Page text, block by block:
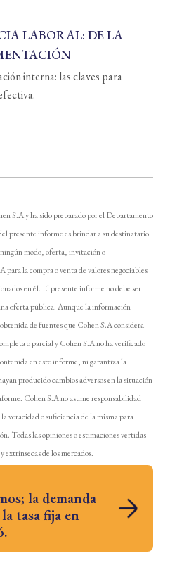
LABORAL: DE LA
interna: las claves para
S.A y ha sido preparado por el Departamento
presente informe es brindar a su destinatario
modo, oferta, invitación o
la compra o venta de valores negociables
en él. El presente informe no debe ser
oferta pública. Aunque la información
de fuentes que Cohen S.A considera
o parcial y Cohen S.A no ha verificado
en este informe, ni garantiza la
producido cambios adversos en la situación
Cohen S.A no asume responsabilidad
veracidad o suficiencia de la misma para
Todas las opiniones o estimaciones vertidas
extrínsecas de los mercados.
la demanda
tasa fija en